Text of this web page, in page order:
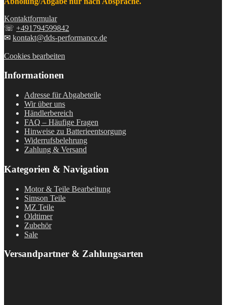
Kontaktformular
☏ +491794599842
✉ kontakt@dds-performance.de
Cookies bearbeiten
Informationen
Adresse für Abgabeteile
Wir über uns
Händlerbereich
FAQ – Häufige Fragen
Hinweise zu Batterieentsorgung
Widerrufsbelehrung
Zahlung & Versand
Kategorien & Navigation
Motor & Teile Bearbeitung
Simson Teile
MZ Teile
Oldtimer
Zubehör
Sale
Versandpartner & Zahlungsarten